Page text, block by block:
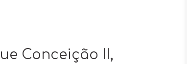
Conceição II,